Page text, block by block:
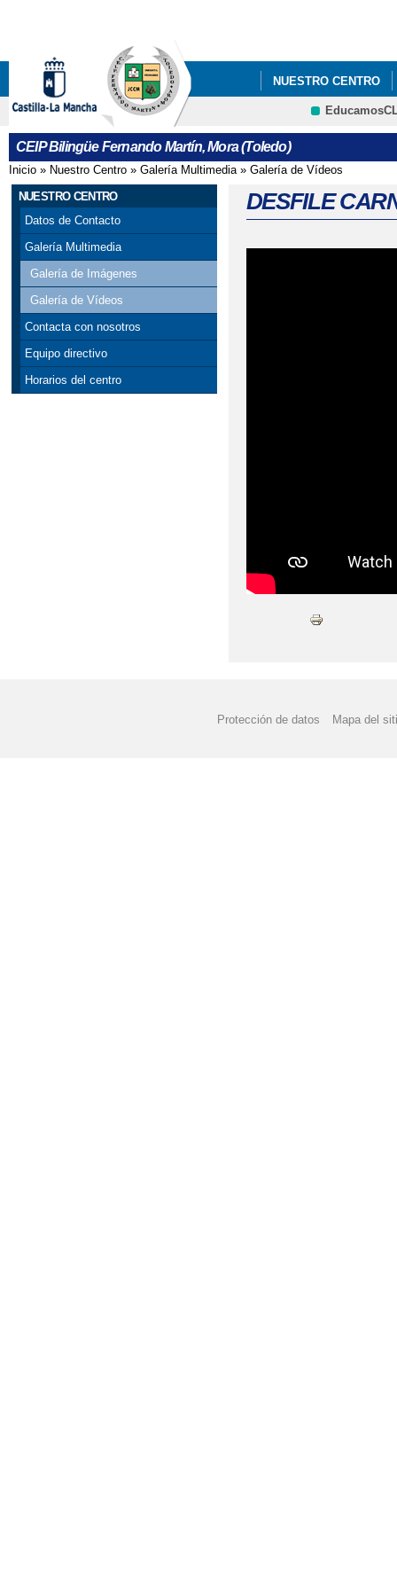
NUESTRO CENTRO
CEIP Bilingüe Fernando Martín, Mora (Toledo)
Se encuentra usted aquí
Inicio » Nuestro Centro » Galería Multimedia» Galería de Vídeos
NUESTRO CENTRO
Datos de Contacto
Galería Multimedia
Galería de Imágenes
Galería de Vídeos
Contacta con nosotros
Equipo directivo
Horarios del centro
DESFILE
Protección de datos Mapa del